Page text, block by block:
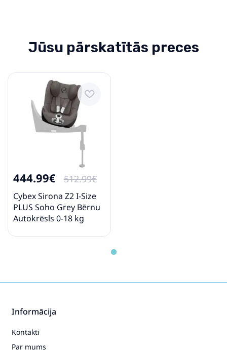
Bērnu Autokrēsls 9-18 kg
Pirkt
Fotelik samochodowy Cavoe
Grand Prix Pro Forest
128.29€
Pirkt
Peg Perego PRIMO VIAGGIO
SLK Mon Amour Bērnu
Pirkt
Jūsu pārskatītās preces
444.99€ 512.99€
Cybex Sirona Z2 I-Size
PLUS Soho Grey Bērnu
Autokrēsls 0-18 kg
Informācija
Kontakti
Par mums